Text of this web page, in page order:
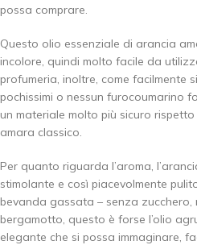
possa comprare.
Questo olio essenziale di arancia
incolore, quindi molto facile da
profumeria, inoltre, come facilmente
pochissimi o nessun furocoumarino
un materiale molto più sicuro
amara classico.
Per quanto riguarda l’aroma,
stimolante e così piacevolmente
bevanda gassata – senza zucchero,
bergamotto, questo è forse l’olio
elegante che si possa immaginare,